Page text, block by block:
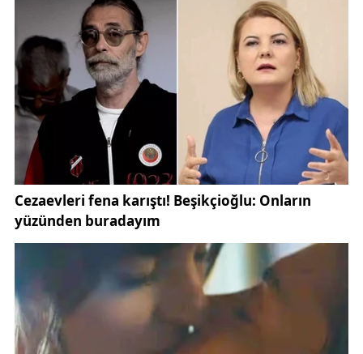
görüntülenmesiyle gündeme gelmişti. Bu kapsamda
yaban hayatıveSivas doğa haberleri
başlıkları,
Gündem Sivasokurları tarafından yakından takip
ediliyor.
Doğa koruma uzmanları, bu tür görüntülerin yaban
hayatının korunmasının ne kadar önemli olduğunu
hatırlattığını belirtiyor. İnsan faaliyetlerinin doğal
yaşam alanlarını daraltması, bu hassas dengeyi
tehdit edebiliyor. Özellikle kırsal bölgelerde avcılık
faaliyetlerinin kontrol altında tutulması ve doğal
alanların korunması gerektiği vurgulanıyor. Bu
konuda yürütülen çalışmalar, ilgili kamu kurumlarının
koordinasyonuyla sürdürülüyor.
Sivas genelinde yaban hayatının korunmasına